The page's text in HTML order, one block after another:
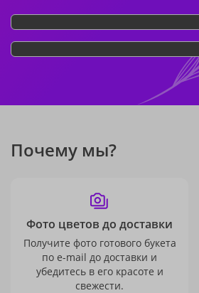
Почему мы?
Фото цветов до доставки
Получите фото готового букета
по e-mail до доставки и
убедитесь в его красоте и
свежести.